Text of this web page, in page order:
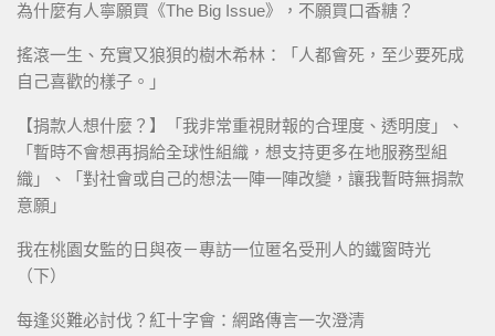
為什麼有人寧願買《The Big Issue》，不願買口香糖？
搖滾一生、充實又狼狽的樹木希林：「人都會死，至少要死成
自己喜歡的樣子。」
【捐款人想什麼？】「我非常重視財報的合理度、透明度」、
「暫時不會想再捐給全球性組織，想支持更多在地服務型組
織」、「對社會或自己的想法一陣一陣改變，讓我暫時無捐款
意願」
我在桃園女監的日與夜－專訪一位匿名受刑人的鐵窗時光
（下）
每逢災難必討伐？紅十字會：網路傳言一次澄清